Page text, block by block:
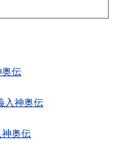
奥伝
入神奥伝
奥伝